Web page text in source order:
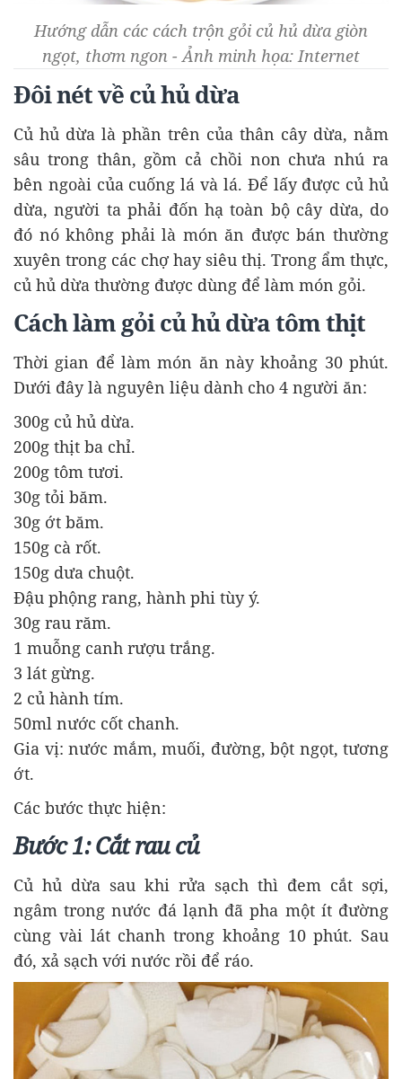
Hướng dẫn các cách trộn gỏi củ hủ dừa giòn
ngọt, thơm ngon - Ảnh minh họa: Internet
Đôi nét về củ hủ dừa
Củ hủ dừa là phần trên của thân cây dừa, nằm
sâu trong thân, gồm cả chồi non chưa nhú ra
bên ngoài của cuống lá và lá. Để lấy được củ hủ
dừa, người ta phải đốn hạ toàn bộ cây dừa, do
đó nó không phải là món ăn được bán thường
xuyên trong các chợ hay siêu thị. Trong ẩm thực,
củ hủ dừa thường được dùng để làm món gỏi.
Cách làm gỏi củ hủ dừa tôm thịt
Thời gian để làm món ăn này khoảng 30 phút.
Dưới đây là nguyên liệu dành cho 4 người ăn:
300g củ hủ dừa.
200g thịt ba chỉ.
200g tôm tươi.
30g tỏi băm.
30g ớt băm.
150g cà rốt.
150g dưa chuột.
Đậu phộng rang, hành phi tùy ý.
30g rau răm.
1 muỗng canh rượu trắng.
3 lát gừng.
2 củ hành tím.
50ml nước cốt chanh.
Gia vị: nước mắm, muối, đường, bột ngọt, tương
ớt.
Các bước thực hiện:
Bước 1: Cắt rau củ
Củ hủ dừa sau khi rửa sạch thì đem cắt sợi,
ngâm trong nước đá lạnh đã pha một ít đường
cùng vài lát chanh trong khoảng 10 phút. Sau
đó, xả sạch với nước rồi để ráo.